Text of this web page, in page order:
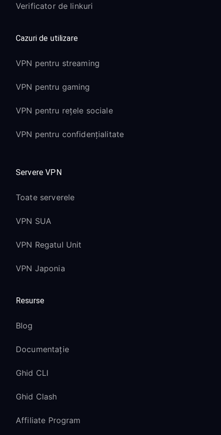
Verificator de linkuri
Cazuri de utilizare
VPN pentru streaming
VPN pentru gaming
VPN pentru rețele sociale
VPN pentru confidențialitate
Servere VPN
Toate serverele
VPN SUA
VPN Regatul Unit
VPN Japonia
Resurse
Blog
Documentație
Ghid CLI
Ghid Clash
Affiliate Program